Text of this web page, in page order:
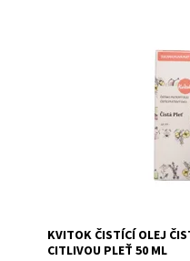
KVITOK ČISTÍCÍ OLEJ
CITLIVOU PLEŤ 50 ML